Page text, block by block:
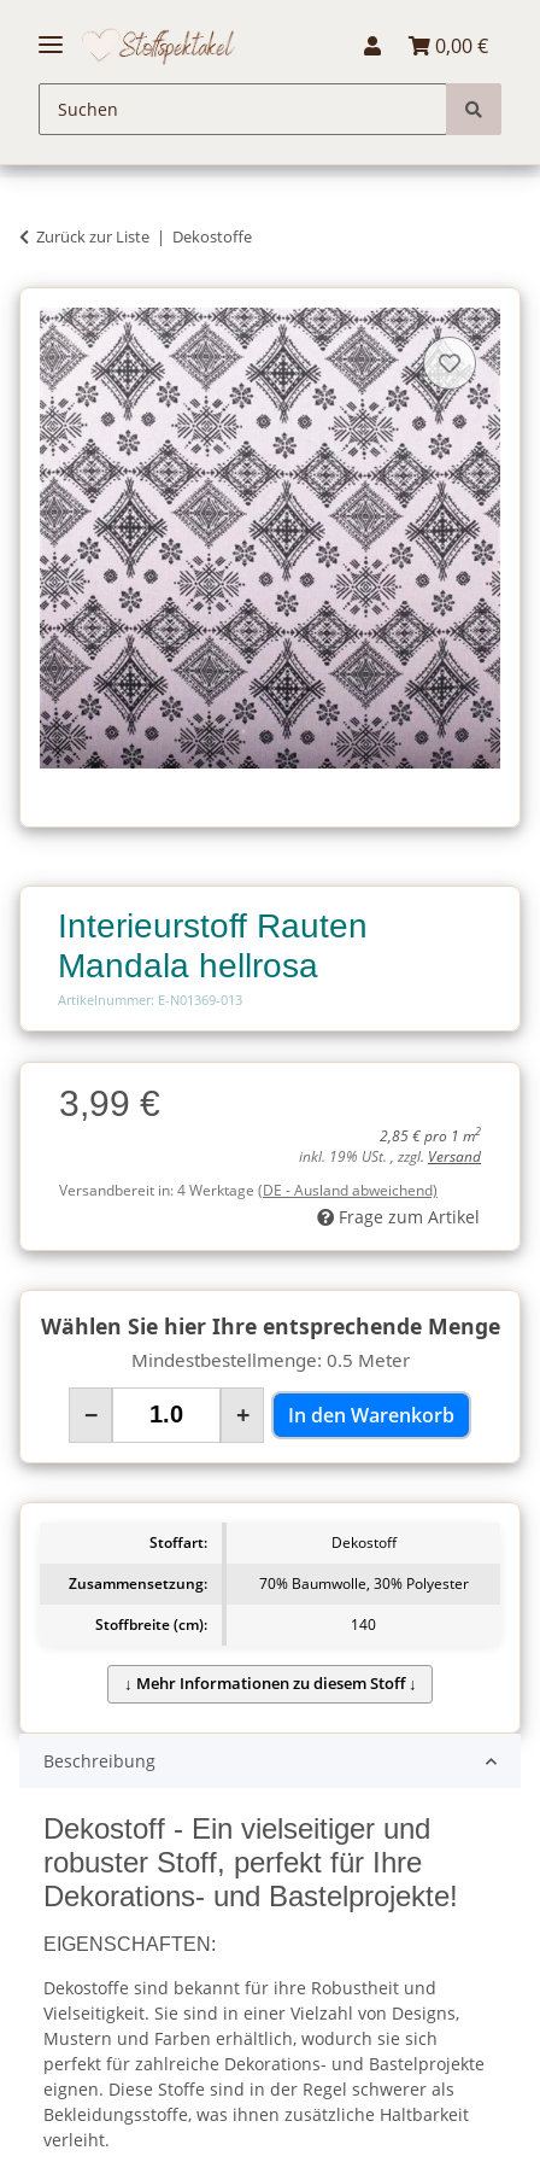
0,00 €
Zurück zur Liste Dekostoffe
Interieurstoff Rauten
Mandala hellrosa
Artikelnummer: E-N01369-013
Charge
Charge3,99 €
2,85 € pro 1 m2
inkl. 19% USt. , zzgl. Versand
Versandbereit in:4 Werktage (DE - Ausland abweichend)
Frage zum Artikel
Wählen Sie hier Ihre entsprechende Menge
Mindestbestellmenge: 0.5 Meter
− + In den Warenkorb
Stoffart:
Dekostoff
Zusammensetzung:
70% Baumwolle, 30% Polyester
Stoffbreite (cm):
140
Beschreibung
Dekostoff - Ein vielseitiger und
robuster Stoff, perfekt für Ihre
Dekorations- und Bastelprojekte!
EIGENSCHAFTEN:
Dekostoffe sind bekannt für ihre Robustheit und
Vielseitigkeit. Sie sind in einer Vielzahl von Designs,
Mustern und Farben erhältlich, wodurch sie sich
perfekt für zahlreiche Dekorations- und Bastelprojekte
eignen. Diese Stoffe sind in der Regel schwerer als
Bekleidungsstoffe, was ihnen zusätzliche Haltbarkeit
verleiht.